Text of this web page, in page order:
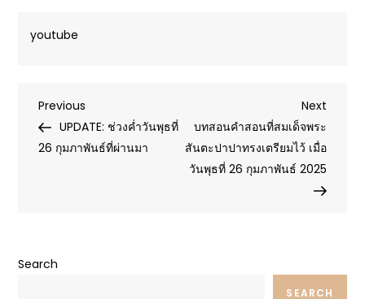
youtube
Post
navigation
Previous
Post
Previous
UPDATE: ช่วงค่ำวันพุธที่
26 กุมภาพันธ์ที่ผ่านมา
Next
Post
Next
บทสอนคำสอนที่สมเด็จพระ
สันตะปาปาทรงเตรียมไว้ เมื่อ
วันพุธที่ 26 กุมภาพันธ์ 2025
Search
SEARCH